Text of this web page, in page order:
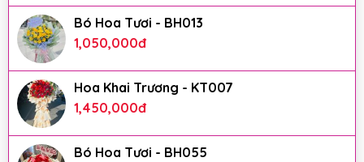
Bó Hoa Tươi - BH013
1,050,000đ
Hoa Khai Trương - KT007
1,450,000đ
Bó Hoa Tươi - BH055